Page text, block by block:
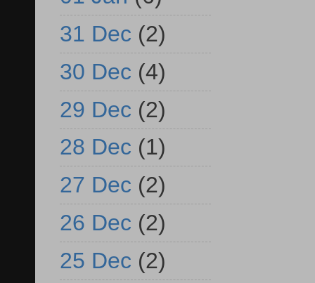
31 Dec (2)
30 Dec (4)
29 Dec (2)
28 Dec (1)
27 Dec (2)
26 Dec (2)
25 Dec (2)